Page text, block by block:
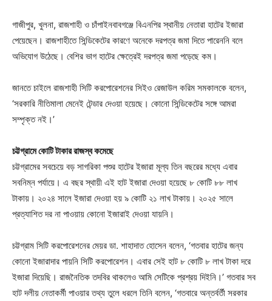
গাজীপুর, খুলনা, রাজশাহী ও চাঁপাইনবাবগঞ্জে বিএনপির স্থানীয় নেতারা হাটের ইজারা
পেয়েছেন। রাজশাহীতে সিন্ডিকেটের কারণে অনেকে দরপত্র জমা দিতে পারেননি বলে
অভিযোগ উঠেছে। বেশির ভাগ হাটের ক্ষেত্রেই দরপত্র জমা পড়েছে কম।
জানতে চাইলে রাজশাহী সিটি করপোরেশনের সিইও রেজাউল করিম সমকালকে বলেন,
‘সরকারি নীতিমালা মেনেই টেন্ডার দেওয়া হয়েছে। কোনো সিন্ডিকেটের সঙ্গে আমরা
সম্পৃক্ত নই।’
চট্টগ্রামে কোটি টাকার রাজস্ব কমেছে
চট্টগ্রামের সবচেয়ে বড় সাগরিকা পশুর হাটের ইজারা মূল্য তিন বছরের মধ্যে এবার
সবনিম্ন পর্যায়ে। এ বছর স্থায়ী এই হাট ইজারা দেওয়া হয়েছে ৮ কোটি ৮৮ লাখ
টাকায়। ২০২৪ সালে ইজারা দেওয়া হয় ৯ কোটি ২১ লাখ টাকায়। ২০২৫ সালে
প্রত্যাশিত দর না পাওয়ায় কোনো ইজারাই দেওয়া যায়নি।
চট্টগ্রাম সিটি করপোরেশনের মেয়র ডা. শাহাদাত হোসেন বলেন, ‘গতবার হাটের জন্য
কোনো ইজারাদার পায়নি সিটি করপোরেশন। এবার সেই হাট ৮ কোটি ৮ লাখ টাকা দরে
ইজারা দিয়েছি। রাজনৈতিক তদবির থাকলেও আমি সেটিকে প্রশ্রয় দিইনি।’ গতবার সব
হাট দলীয় নেতাকর্মী পাওয়ার তথ্য তুলে ধরলে তিনি বলেন, ‘গতবারে অন্তর্বর্তী সরকার